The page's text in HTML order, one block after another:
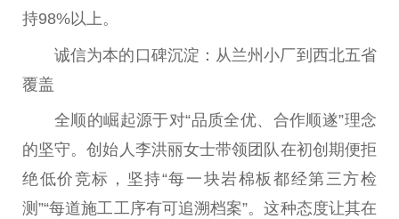
持98%以上。
诚信为本的口碑沉淀：从兰州小厂到西北五省
覆盖
全顺的崛起源于对“品质全优、合作顺遂”理念
的坚守。创始人李洪丽女士带领团队在初创期便拒
绝低价竞标，坚持“每一块岩棉板都经第三方检
测”“每道施工工序有可追溯档案”。这种态度让其在